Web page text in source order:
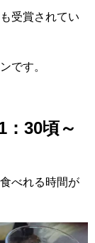
受賞されてい
です。
：30頃～
べれる時間が